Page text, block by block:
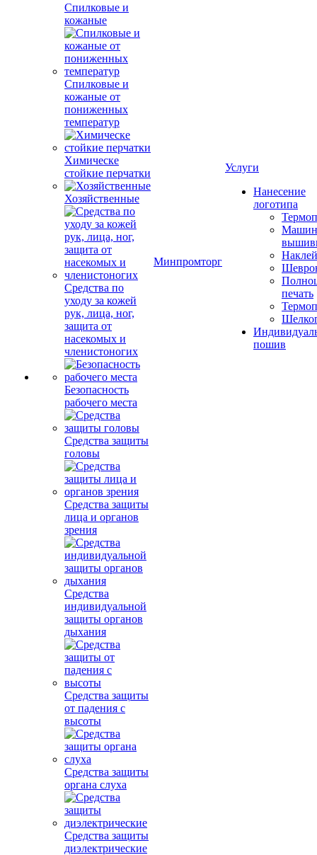
Спилковые и
кожаные
Спилковые и
кожаные от
пониженных
температур
Химическе
стойкие перчатки
Хозяйственные
Средства по
уходу за кожей
рук, лица, ног,
защита от
насекомых и
членистоногих
Безопасность
рабочего места
Средства защиты
головы
Средства защиты
лица и органов
зрения
Средства
индивидуальной
защиты органов
дыхания
Средства защиты
от падения с
высоты
Средства защиты
органа слуха
Средства защиты
диэлектрические
Минпромторг
Услуги
Нанесение
логотипа
печать
пошив